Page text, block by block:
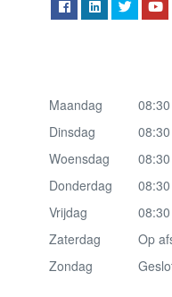
Maandag
Dinsdag
Woensdag
Donderdag
Vrijdag
Zaterdag
Op
Zondag